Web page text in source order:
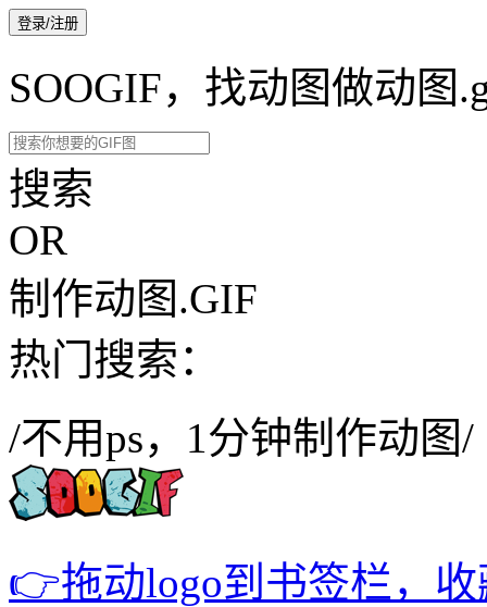
登录/注册
SOOGIF，找动图做动图
搜索
OR
制作动图.GIF
热门搜索：
/不用ps，1分钟制作动图/
👉拖动logo到书签栏，